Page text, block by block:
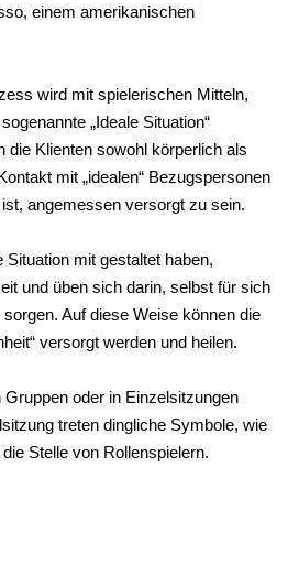
einem amerikanischen
wird mit spielerischen Mitteln,
„Ideale Situation“
die Klienten sowohl körperlich als
mit „idealen“ Bezugspersonen
angemessen versorgt zu sein.
mit gestaltet haben,
und üben sich darin, selbst für sich
Auf diese Weise können die
versorgt werden und heilen.
oder in Einzelsitzungen
treten dingliche Symbole, wie
Stelle von Rollenspielern.